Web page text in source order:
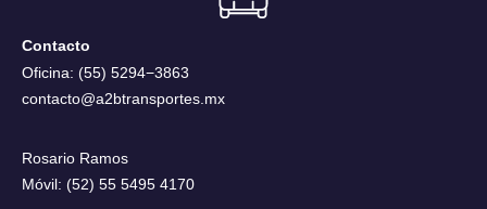
Contacto
Oficina: (55) 5294−3863
contacto@a2btransportes.mx
Rosario Ramos
Móvil: (52) 55 5495 4170